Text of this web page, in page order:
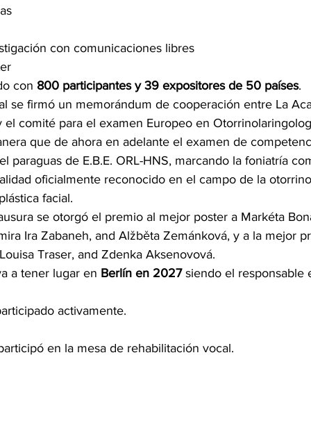
con comunicaciones libres
con 800 participantes y 39 expositores de 50 países.
se firmó un memorándum de cooperación entre La
el comité para el examen Europeo en
que de ahora en adelante el examen de
paraguas de E.B.E. ORL-HNS, marcando la foniatría
oficialmente reconocido en el campo de la
facial.
se otorgó el premio al mejor poster a Markéta
Ira Zabaneh, and Alžběta Zemánková, y a la mejor
Traser, and Zdenka Aksenovová.
a tener lugar en Berlín en 2027 siendo el responsable
activamente.
en la mesa de rehabilitación vocal.